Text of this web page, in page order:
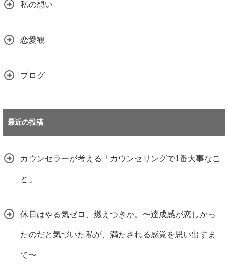
私の想い
恋愛観
ブログ
最近の投稿
カウンセラーが考える「カウンセリングで1番大事なこ
と」
休日はやる気ゼロ、燃えつきか。〜達成感が恋しかっ
たのだと気づいた私が、満たされる感覚を思い出すま
で〜